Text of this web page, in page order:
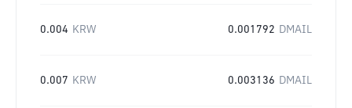
0.004 KRW 0.001792 DMAIL
0.007 KRW 0.003136 DMAIL